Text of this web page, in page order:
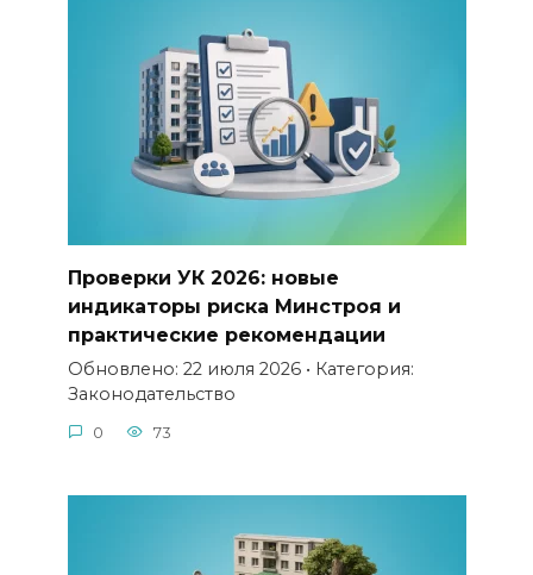
Проверки УК 2026: новые
индикаторы риска Минстроя и
практические рекомендации
Обновлено: 22 июля 2026 • Категория:
Законодательство
0 73